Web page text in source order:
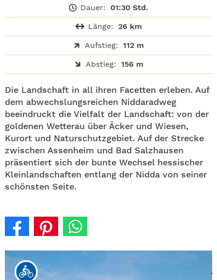
Dauer: 01:30 Std.
Länge: 26 km
Aufstieg: 112 m
Abstieg: 156 m
Die Landschaft in all ihren Facetten erleben. Auf
dem abwechslungsreichen Niddaradweg
beeindruckt die Vielfalt der Landschaft: von der
goldenen Wetterau über Äcker und Wiesen,
Kurort und Naturschutzgebiet. Auf der Strecke
zwischen Assenheim und Bad Salzhausen
präsentiert sich der bunte Wechsel hessischer
Kleinlandschaften entlang der Nidda von seiner
schönsten Seite.
SHOP